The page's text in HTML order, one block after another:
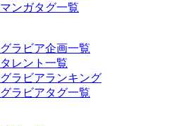
マンガタグ一覧
グラビア企画一覧
タレント一覧
グラビアランキング
グラビアタグ一覧